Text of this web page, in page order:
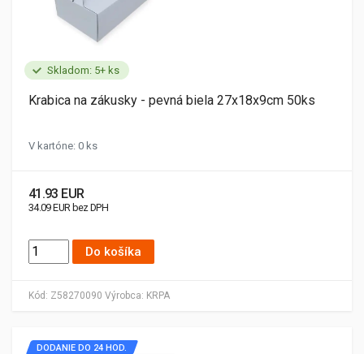
Skladom: 5+ ks
Kód: Z58270090 Výrobca: KRPA
Krabica na zákusky - pevná biela 27x18x9cm 50ks
V kartóne: 0 ks
41.93 EUR
34.09 EUR bez DPH
Do košíka
DODANIE DO 24 HOD.